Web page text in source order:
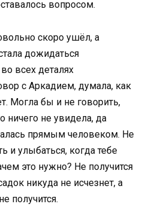
вопросом.
скоро ушёл, а
дожидаться
всех деталях
с Аркадием, думала, как
Могла бы и не говорить,
ничего не увидела, да
прямым человеком. Не
и улыбаться, когда тебе
это нужно? Не получится
никуда не исчезнет, а
получится.